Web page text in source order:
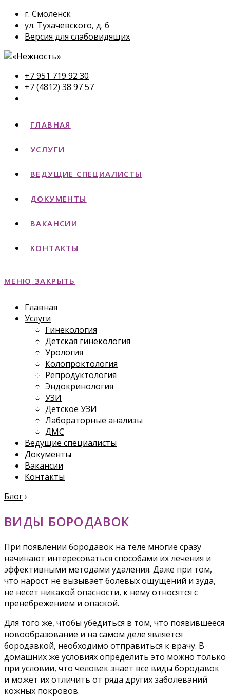
г. Смоленск
ул. Тухачевского, д. 6
Версия для слабовидящих
+7 951 719 92 30
+7 (4812) 38 97 57
ГЛАВНАЯ
УСЛУГИ
ВЕДУЩИЕ СПЕЦИАЛИСТЫ
ДОКУМЕНТЫ
ВАКАНСИИ
КОНТАКТЫ
МЕНЮ ЗАКРЫТЬ
Главная
Услуги
Гинекология
Детская гинекология
Урология
Колопроктология
Репродуктология
Эндокринология
УЗИ
Детское УЗИ
Лабораторные анализы
ДМС
Ведущие специалисты
Документы
Вакансии
Контакты
Блог›
ВИДЫ БОРОДАВОК
При появлении бородавок на теле многие сразу
начинают интересоваться способами их лечения и
эффективными методами удаления. Даже при том,
что нарост не вызывает болевых ощущений и зуда,
не несет никакой опасности, к нему относятся с
пренебрежением и опаской.
Для того же, чтобы убедиться в том, что появившееся
новообразование и на самом деле является
бородавкой, необходимо отправиться к врачу. В
домашних же условиях определить это можно только
при условии, что человек знает все виды бородавок
и может их отличить от ряда других заболеваний
кожных покровов.